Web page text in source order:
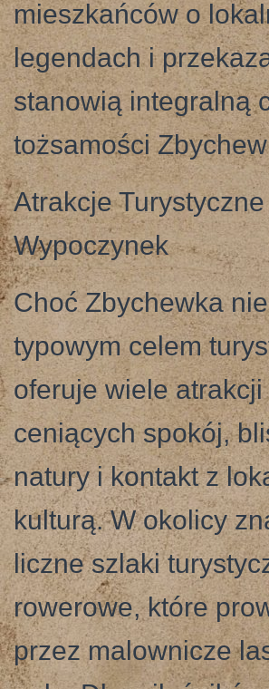
mieszkańców o
legendach i
stanowią integralną
tożsamości
Atrakcje
Wypoczynek
Choć Zbychewka
typowym celem
oferuje wiele
ceniących spokój,
natury i kontakt z
kulturą. W okolicy
liczne szlaki
rowerowe, które
przez malownicze